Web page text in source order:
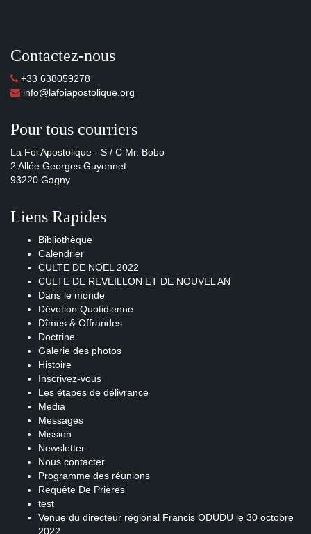
Contactez-nous
+33 638059278
info@lafoiapostolique.org
Pour tous courriers
La Foi Apostolique - S / C Mr. Bobo
2 Allée Georges Guyonnet
93220 Gagny
Liens Rapides
Bibliothèque
Calendrier
CULTE DE NOEL 2022
CULTE DE REVEILLON ET DE NOUVEL AN
Dans le monde
Dévotion Quotidienne
Dîmes & Offrandes
Doctrine
Galerie des photos
Histoire
Inscrivez-vous
Les étapes de délivrance
Media
Messages
Mission
Newsletter
Nous contacter
Programme des réunions
Requête De Prières
test
Venue du directeur régional Francis ODUDU le 30 octobre
2022